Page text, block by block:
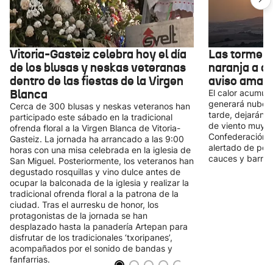
Vitoria-Gasteiz celebra hoy el día
de los blusas y neskas veteranas
dentro de las fiestas de la Virgen
Blanca
Cerca de 300 blusas y neskas veteranos han
participado este sábado en la tradicional
ofrenda floral a la Virgen Blanca de Vitoria-
Gasteiz. La jornada ha arrancado a las 9:00
horas con una misa celebrada en la iglesia de
San Miguel. Posteriormente, los veteranos han
degustado rosquillas y vino dulce antes de
ocupar la balconada de la iglesia y realizar la
tradicional ofrenda floral a la patrona de la
ciudad. Tras el aurresku de honor, los
protagonistas de la jornada se han
desplazado hasta la panadería Artepan para
disfrutar de los tradicionales ‘txoripanes’,
acompañados por el sonido de bandas y
fanfarrias.
Las
naranja a
aviso
El calor
generará
tarde, dejarán
de viento muy
Confederación
alertado de
cauces y